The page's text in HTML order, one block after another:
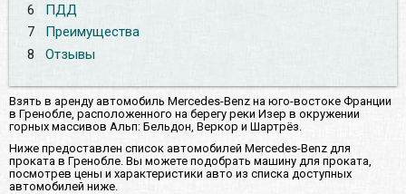
6
ПДД
7
Преимущества
8
Отзывы
Взять в аренду автомобиль Mercedes-Benz на юго-востоке Франции
в Гренобле, расположенного на берегу реки Изер в окружении
горных массивов Альп: Бельдон, Веркор и Шартрёз.
Ниже предоставлен список автомобилей Mercedes-Benz для
проката в Гренобле. Вы можете подобрать машину для проката,
посмотрев цены и характеристики авто из списка доступных
автомобилей ниже.